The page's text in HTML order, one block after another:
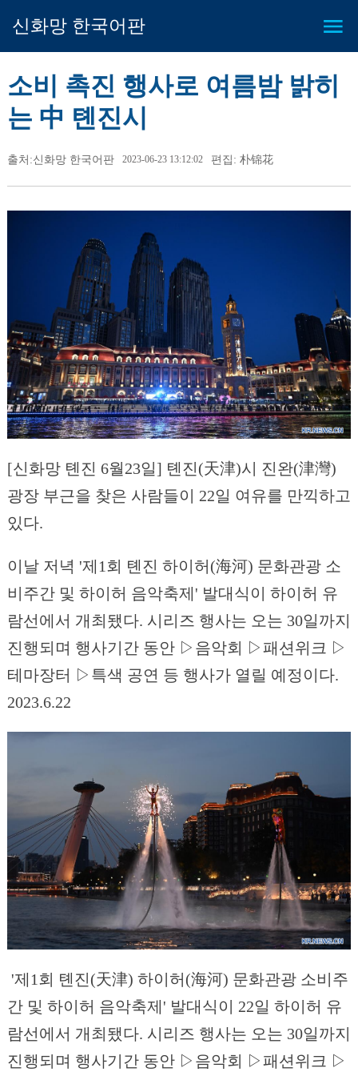
신화망 한국어판
소비 촉진 행사로 여름밤 밝히
는 中 톈진시
출처:신화망 한국어판 2023-06-23 13:12:02 편집: 朴锦花
[신화망 톈진 6월23일] 톈진(天津)시 진완(津灣)
광장 부근을 찾은 사람들이 22일 여유를 만끽하고
있다.
이날 저녁 '제1회 톈진 하이허(海河) 문화관광 소
비주간 및 하이허 음악축제' 발대식이 하이허 유
람선에서 개최됐다. 시리즈 행사는 오는 30일까지
진행되며 행사기간 동안 ▷음악회 ▷패션위크 ▷
테마장터 ▷특색 공연 등 행사가 열릴 예정이다.
2023.6.22
'제1회 톈진(天津) 하이허(海河) 문화관광 소비주
간 및 하이허 음악축제' 발대식이 22일 하이허 유
람선에서 개최됐다. 시리즈 행사는 오는 30일까지
진행되며 행사기간 동안 ▷음악회 ▷패션위크 ▷